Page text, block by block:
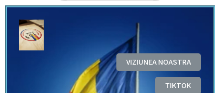
VIZIUNEA NOASTRA
TIKTOK